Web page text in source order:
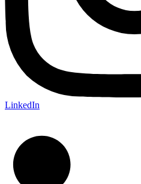
LinkedIn